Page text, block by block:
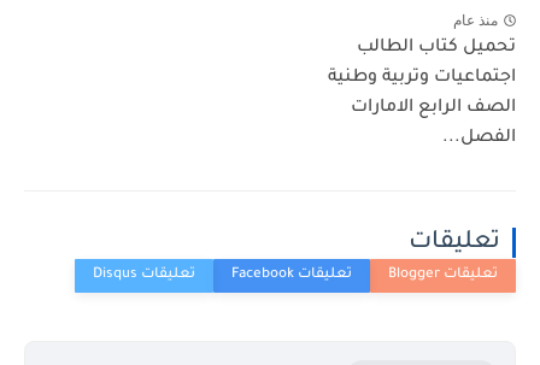
كتاب الطالب
وتربية وطنية
الامارات